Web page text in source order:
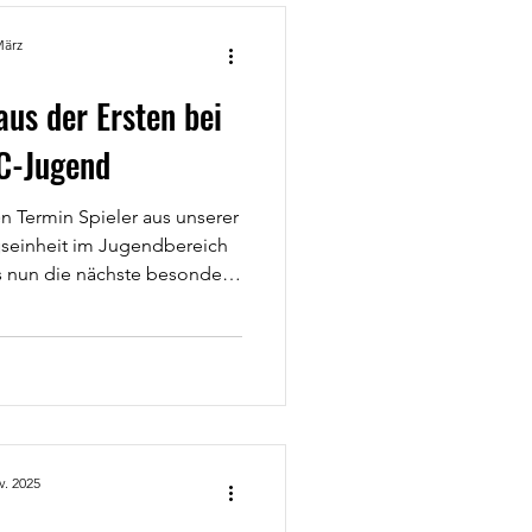
der Ersten bei
Jugend
Termin Spieler aus unserer
im Jugendbereich
die nächste besondere
und Lasse Busemann auf
unserer C-Jugend.
Ballkontakten und
Spielfo
2025